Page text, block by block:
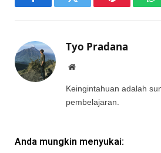
FacebookTwitter Pinterest
Tyo Pradana
Website
Keingintahuan adalah
pembelajaran.
Anda mungkin menyukai: